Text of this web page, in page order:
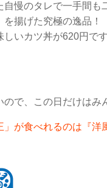
慢のタレで一手間も
揚げた究極の逸品！
いカツ丼が620円です
で、この日だけはみ
が食べれるのは『洋